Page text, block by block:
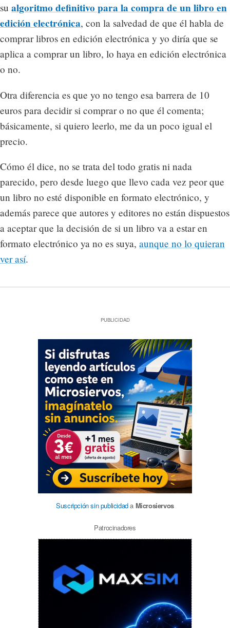
su algoritmo definitivo para la compra de un libro en
edición electrónica, con la salvedad de que él habla de
comprar libros en edición electrónica y yo diría que se
aplica a comprar un libro, lo haya en edición electrónica
o no.
Otra diferencia es que yo no tengo esa barrera de 10
euros para decidir si comprar o no que él comenta;
básicamente, si quiero leerlo, me da un poco igual el
precio.
Cómo él dice, no se trata del todo gratis ni nada
parecido, pero desde luego que llevo cada vez peor que
un libro no esté disponible en formato electrónico, y
además parece que autores y editores no están dispuestos
a aceptar que la decisión de si un libro va a estar en
formato electrónico ya no es suya, aunque no lo quieran
ver así.
PUBLICIDAD
Suscripción sin publicidada Microsiervos
Patrocinadores